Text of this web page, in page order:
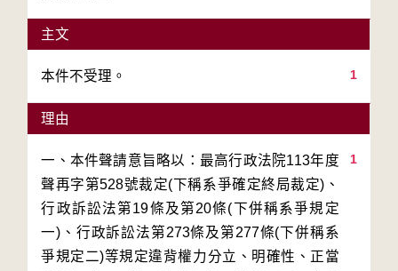
主文
1
本件不受理。
理由
1
一、本件聲請意旨略以：最高行政法院113年度
聲再字第528號裁定(下稱系爭確定終局裁定)、
行政訴訟法第19條及第20條(下併稱系爭規定
一)、行政訴訟法第273條及第277條(下併稱系
爭規定二)等規定違背權力分立、明確性、正當